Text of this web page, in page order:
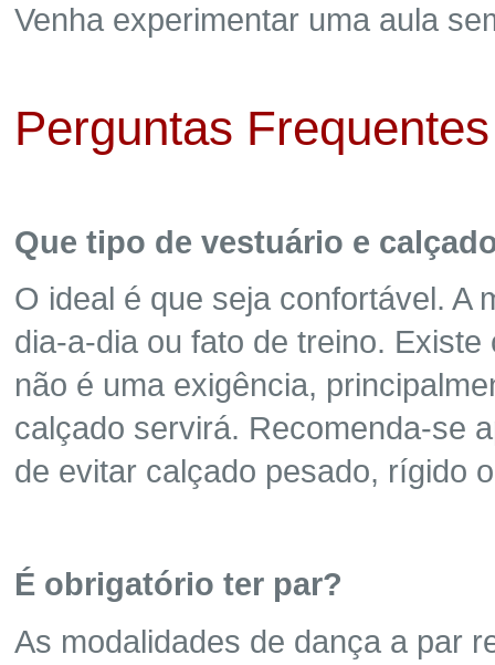
Venha experimentar uma aula
Perguntas Frequentes
Que tipo de vestuário e
O ideal é que seja confortável. A
dia-a-dia ou fato de treino.
não é uma exigência,
calçado servirá. Recomenda-se
de evitar calçado pesado, rígido
É obrigatório ter par?
As modalidades de dança a par